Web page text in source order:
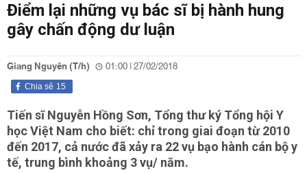
Điểm lại những vụ bác sĩ bị hành hung
gây chấn động dư luận
Giang Nguyên (T/h) 01:00 | 27/02/2018
15
Chia sẻ
Tiến sĩ Nguyễn Hồng Sơn, Tổng thư ký Tổng hội Y
học Việt Nam cho biết: chỉ trong giai đoạn từ 2010
đến 2017, cả nước đã xảy ra 22 vụ bạo hành cán bộ y
tế, trung bình khoảng 3 vụ/ năm.